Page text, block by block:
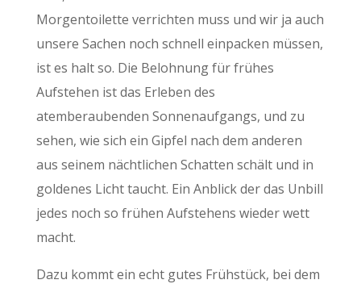
Morgentoilette verrichten muss und wir ja auch
unsere Sachen noch schnell einpacken müssen,
ist es halt so. Die Belohnung für frühes
Aufstehen ist das Erleben des
atemberaubenden Sonnenaufgangs, und zu
sehen, wie sich ein Gipfel nach dem anderen
aus seinem nächtlichen Schatten schält und in
goldenes Licht taucht. Ein Anblick der das Unbill
jedes noch so frühen Aufstehens wieder wett
macht.
Dazu kommt ein echt gutes Frühstück, bei dem